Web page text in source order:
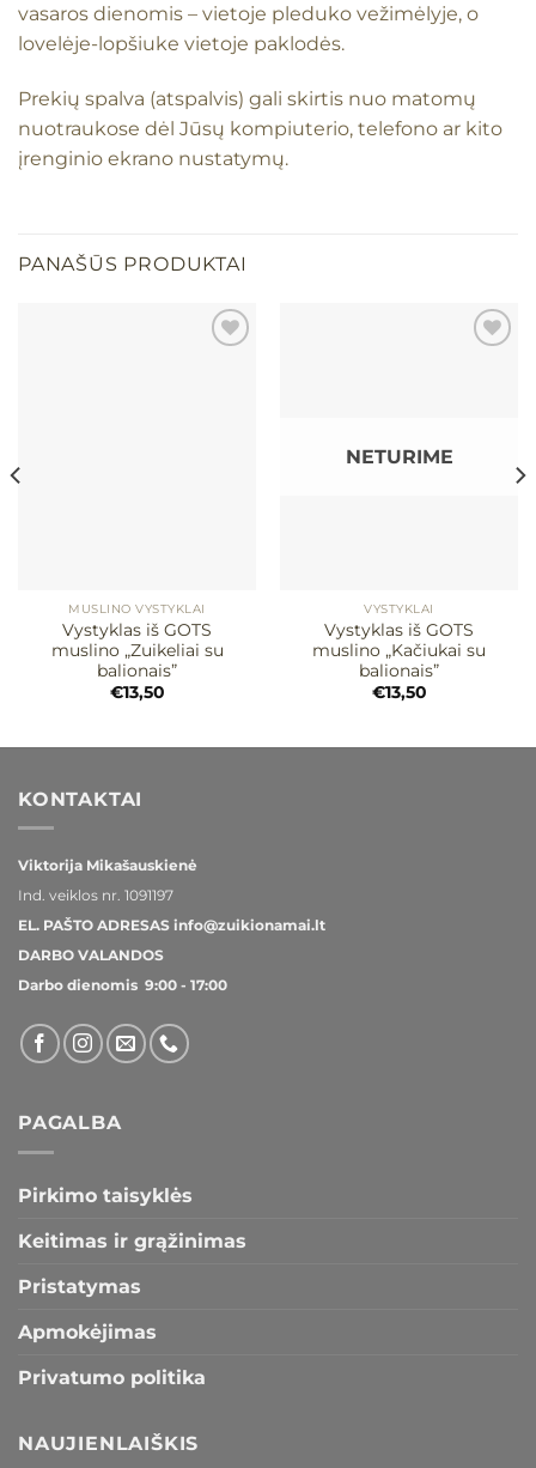
vasaros dienomis – vietoje pleduko vežimėlyje, o
lovelėje-lopšiuke vietoje paklodės.
Prekių spalva (atspalvis) gali skirtis nuo matomų
nuotraukose dėl Jūsų kompiuterio, telefono ar kito
įrenginio ekrano nustatymų.
PANAŠŪS PRODUKTAI
MUSLINO VYSTYKLAI
Vystyklas iš GOTS
muslino „Zuikeliai su
balionais”
€13,50
NETURIME
VYSTYKLAI
Vystyklas iš GOTS
muslino „Kačiukai su
balionais”
€13,50
KONTAKTAI
Viktorija Mikašauskienė
Ind. veiklos nr. 1091197
EL. PAŠTO ADRESAS info@zuikionamai.lt
DARBO VALANDOS
Darbo dienomis 9:00 - 17:00
PAGALBA
Pirkimo taisyklės
Keitimas ir grąžinimas
Pristatymas
Apmokėjimas
Privatumo politika
NAUJIENLAIŠKIS